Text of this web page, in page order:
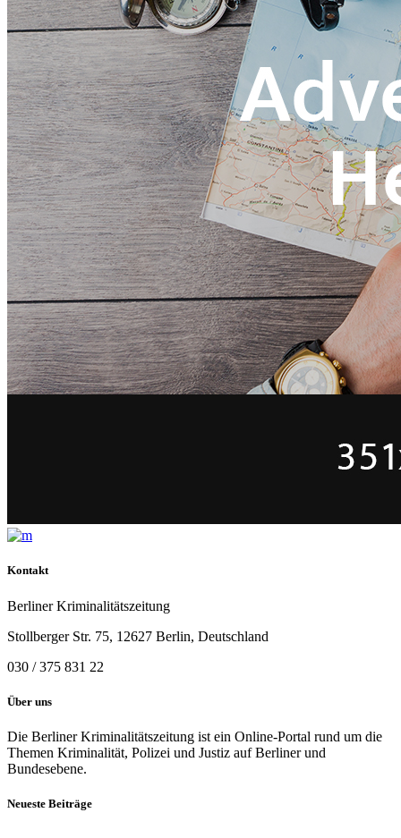
Kontakt
Berliner Kriminalitätszeitung
Stollberger Str. 75, 12627 Berlin, Deutschland
030 / 375 831 22
Über uns
Die Berliner Kriminalitätszeitung ist ein Online-Portal rund um die
Themen Kriminalität, Polizei und Justiz auf Berliner und
Bundesebene.
Neueste Beiträge